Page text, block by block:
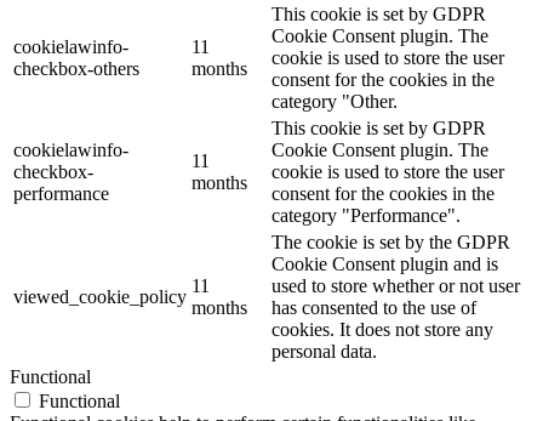
cookielawinfo-
checkbox-others
11
months
This cookie is set by GDPR
Cookie Consent plugin. The
cookie is used to store the user
consent for the cookies in the
category "Other.
cookielawinfo-
checkbox-
performance
11
months
This cookie is set by GDPR
Cookie Consent plugin. The
cookie is used to store the user
consent for the cookies in the
category "Performance".
viewed_cookie_policy
11
months
The cookie is set by the GDPR
Cookie Consent plugin and is
used to store whether or not user
has consented to the use of
cookies. It does not store any
personal data.
Functional
Functional